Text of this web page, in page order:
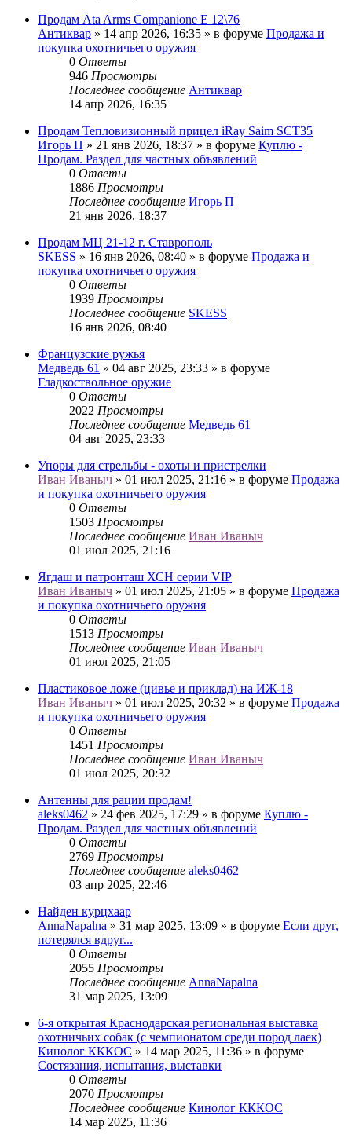
Продам Ata Arms Companionе Е 12\76
Антиквар » 14 апр 2026, 16:35 » в форуме Продажа и
покупка охотничьего оружия
0 Ответы
946 Просмотры
Последнее сообщение Антиквар
14 апр 2026, 16:35
Продам Тепловизионный прицел iRay Saim SCT35
Игорь П » 21 янв 2026, 18:37 » в форуме Куплю -
Продам. Раздел для частных объявлений
0 Ответы
1886 Просмотры
Последнее сообщение Игорь П
21 янв 2026, 18:37
Продам МЦ 21-12 г. Ставрополь
SKESS » 16 янв 2026, 08:40 » в форуме Продажа и
покупка охотничьего оружия
0 Ответы
1939 Просмотры
Последнее сообщение SKESS
16 янв 2026, 08:40
Французские ружья
Медведь 61 » 04 авг 2025, 23:33 » в форуме
Гладкоствольное оружие
0 Ответы
2022 Просмотры
Последнее сообщение Медведь 61
04 авг 2025, 23:33
Упоры для стрельбы - охоты и пристрелки
Иван Иваныч » 01 июл 2025, 21:16 » в форуме Продажа
и покупка охотничьего оружия
0 Ответы
1503 Просмотры
Последнее сообщение Иван Иваныч
01 июл 2025, 21:16
Ягдаш и патронташ ХСН серии VIP
Иван Иваныч » 01 июл 2025, 21:05 » в форуме Продажа
и покупка охотничьего оружия
0 Ответы
1513 Просмотры
Последнее сообщение Иван Иваныч
01 июл 2025, 21:05
Пластиковое ложе (цивье и приклад) на ИЖ-18
Иван Иваныч » 01 июл 2025, 20:32 » в форуме Продажа
и покупка охотничьего оружия
0 Ответы
1451 Просмотры
Последнее сообщение Иван Иваныч
01 июл 2025, 20:32
Антенны для рации продам!
aleks0462 » 24 фев 2025, 17:29 » в форуме Куплю -
Продам. Раздел для частных объявлений
0 Ответы
2769 Просмотры
Последнее сообщение aleks0462
03 апр 2025, 22:46
Найден курцхаар
AnnaNapalna » 31 мар 2025, 13:09 » в форуме Если друг,
потерялся вдруг...
0 Ответы
2055 Просмотры
Последнее сообщение AnnaNapalna
31 мар 2025, 13:09
6-я открытая Краснодарская региональная выставка
охотничьих собак (с чемпионатом среди пород лаек)
Кинолог КККОС » 14 мар 2025, 11:36 » в форуме
Состязания, испытания, выставки
0 Ответы
2070 Просмотры
Последнее сообщение Кинолог КККОС
14 мар 2025, 11:36